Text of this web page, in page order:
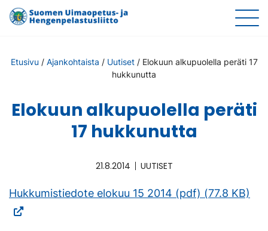
Etusivu / Ajankohtaista / Uutiset/ Elokuun alkupuolella peräti 17
hukkunutta
Elokuun alkupuolella peräti
17 hukkunutta
21.8.2014 UUTISET
Hukkumistiedote elokuu 15 2014 (pdf) (77.8 KB)